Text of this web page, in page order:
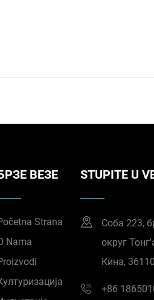
ВЕЗЕ
Strana
Nama
STUPITE U
Соба 223,
округ
Кина,
+86